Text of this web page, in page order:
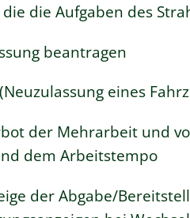
die Aufgaben des
beantragen
eines
der Mehrarbeit und
dem Arbeitstempo
der Abgabe/